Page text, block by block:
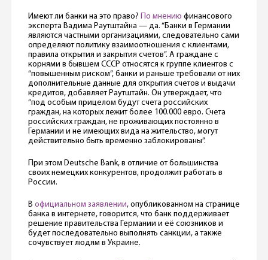
Имеют ли банки на это право? По мнению финансового
эксперта Вадима Раутштайна — да. “Банки в Германии
являются частными организациями, следовательно сами
определяют политику взаимоотношения с клиентами,
правила открытия и закрытия счетов”. А граждане с
корнями в бывшем СССР относятся к группе клиентов с
“повышенным риском”, банки и раньше требовали от них
дополнительные данные для открытия счетов и выдачи
кредитов, добавляет Раутштайн. Он утверждает, что
“под особым прицелом будут счета российских
граждан, на которых лежит более 100.000 евро. Счета
российских граждан, не проживающих постоянно в
Германии и не имеющих вида на жительство, могут
действительно быть временно заблокированы”.
При этом Deutsche Bank, в отличие от большинства
своих немецких конкурентов, продолжит работать в
России.
В официальном заявлении, опубликованном на странице
банка в интернете, говорится, что банк поддерживает
решение правительства Германии и её союзников и
будет последовательно выполнять санкции, а также
сочувствует людям в Украине.